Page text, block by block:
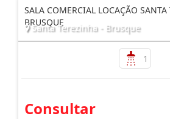
SALA COMERCIAL LOCAÇÃO
BRUSQUE
Santa Terezinha - Brusque
1
Consultar